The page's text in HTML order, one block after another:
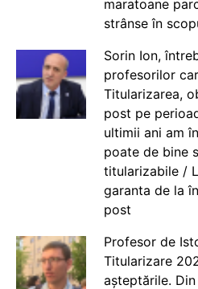
maratoane
strânse în
Sorin Ion,
profesorilor
Titularizarea,
post pe
ultimii ani am
poate de bine
titularizabile /
garanta de la
post
Profesor de
Titularizare
așteptările.